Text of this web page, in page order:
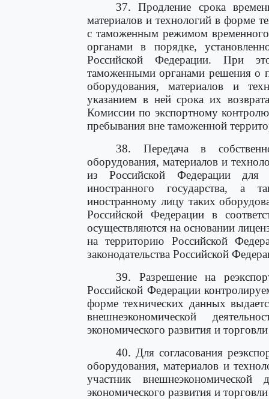
37. Продление срока
материалов и технологий в форме
с таможенным режимом
органами в порядке,
Российской Федерации. При
таможенными органами решения о
оборудования, материалов и
указанием в ней срока их
Комиссии по экспортному
пребывания вне таможенной
38. Передача в
оборудования, материалов и
из Российской Федерации для
иностранного государства, а
иностранному лицу таких
Российской Федерации в
осуществляются на основании
на территорию Российской
законодательства Российской
39. Разрешение на
Российской Федерации
форме технических данных
внешнеэкономической
экономического развития и
40. Для согласования
оборудования, материалов и
участник внешнеэкономической
экономического развития и